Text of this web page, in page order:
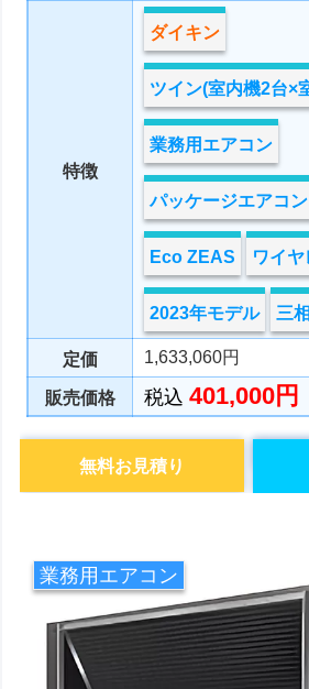
特徴
ダイキン
ツイン(室内機2台×
業務用エアコン
パッケージエアコン
Eco ZEAS ワイヤ
2023年モデル 三
定価 1,633,060円
販売価格 税込401,000円
無料お見積り
業務用エアコン